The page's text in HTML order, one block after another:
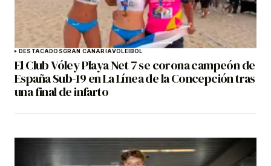
DESTACADOSGRAN CANARIAVOLEIBOL
El Club Vóley Playa Net 7 se corona campeón de
España Sub-19 en La Línea de la Concepción tras
una final de infarto